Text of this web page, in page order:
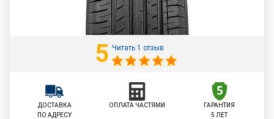
5 Читать 1 отзыв
ДОСТАВКА
ПО АДРЕСУ
ОПЛАТА ЧАСТЯМИ
ГАРАНТИЯ
5 ЛЕТ